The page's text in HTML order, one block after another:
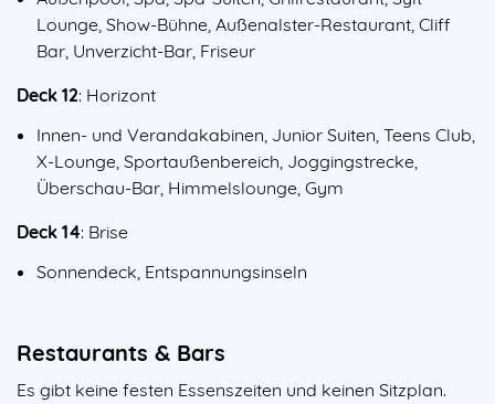
Lounge, Show-Bühne, Außenalster-Restaurant, Cliff
Bar, Unverzicht-Bar, Friseur
Deck 12: Horizont
Innen- und Verandakabinen, Junior Suiten, Teens Club,
X-Lounge, Sportaußenbereich, Joggingstrecke,
Überschau-Bar, Himmelslounge, Gym
Deck 14: Brise
Sonnendeck, Entspannungsinseln
Restaurants & Bars
Es gibt keine festen Essenszeiten und keinen Sitzplan.